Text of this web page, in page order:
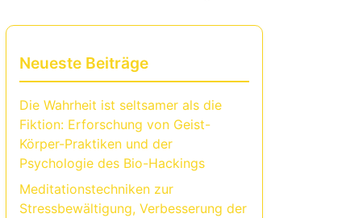
Neueste Beiträge
Die Wahrheit ist seltsamer als die
Fiktion: Erforschung von Geist-
Körper-Praktiken und der
Psychologie des Bio-Hackings
Meditationstechniken zur
Stressbewältigung, Verbesserung der